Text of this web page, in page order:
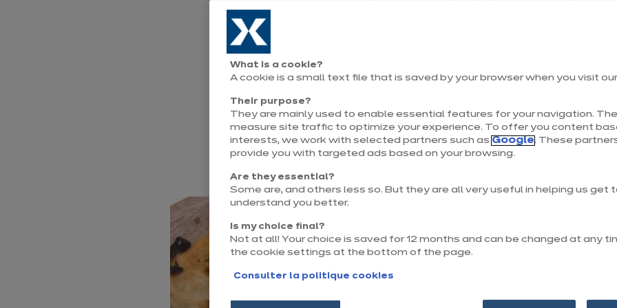
vapeur de Whirlpool
Vous sentez l'odeur des vacances en Italie ? Partez à la
saveurs italiennes avec une recette de focaccia aux olives et
confites à tomber ! Recette réalisée avec le four combiné
Whirlpool et ses 40 programmes de cuisson ! Croustillant à
moelleux à l’intérieur garantis !
What is a cookie?
A cookie is a small text file that is saved by your browser when you visit
Their purpose?
They are mainly used to enable essential features for your navigation.
measure site traffic to optimize your experience. To offer you content
interests, we work with selected partners such as Google. These
provide you with targeted ads based on your browsing.
Are they essential?
Some are, and others less so. But they are all very useful in helping us get
understand you better.
Is my choice final?
Not at all! Your choice is saved for 12 months and can be changed at any
the cookie settings at the bottom of the page.
Consulter la politique cookies